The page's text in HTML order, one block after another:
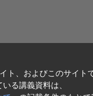
ト、およびこのサイト
いる講義資料は、